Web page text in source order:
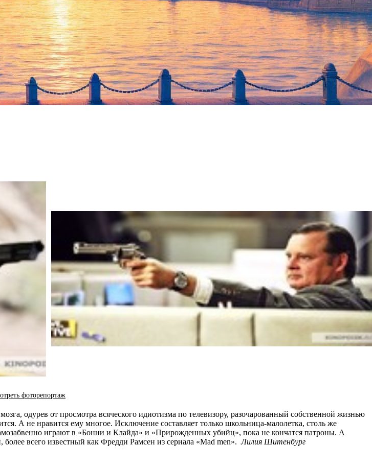
фоторепортаж
одурев от просмотра всяческого идиотизма по телевизору, разочарованный собственной жизнью
А не нравится ему многое. Исключение составляет только школьница-малолетка, столь же
играют в «Бонни и Клайда» и «Прирожденных убийц», пока не кончатся патроны. А
всего известный как Фредди Рамсен из сериала «Mad men».Лилия Шитенбург